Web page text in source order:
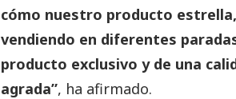
cómo nuestro producto
vendiendo en diferentes
producto exclusivo y de una
agrada”, ha afirmado.